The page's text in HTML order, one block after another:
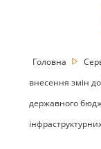
Головна
внесення змін
державного